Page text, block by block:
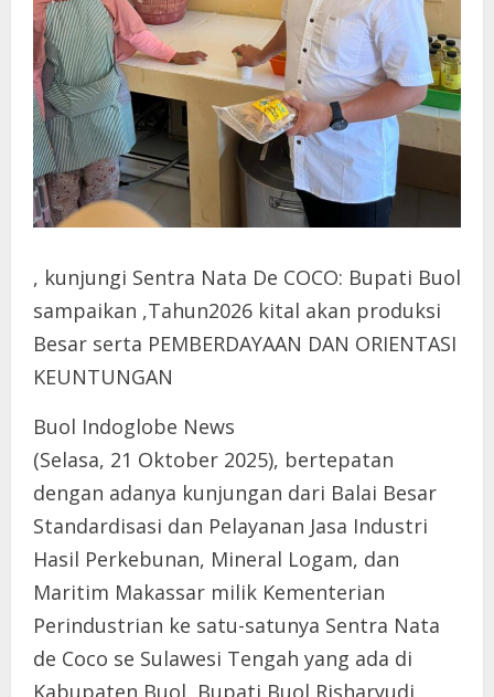
, kunjungi Sentra Nata De COCO: Bupati Buol
sampaikan ,Tahun2026 kital akan produksi
Besar serta PEMBERDAYAAN DAN ORIENTASI
KEUNTUNGAN
Buol Indoglobe News
(Selasa, 21 Oktober 2025), bertepatan
dengan adanya kunjungan dari Balai Besar
Standardisasi dan Pelayanan Jasa Industri
Hasil Perkebunan, Mineral Logam, dan
Maritim Makassar milik Kementerian
Perindustrian ke satu-satunya Sentra Nata
de Coco se Sulawesi Tengah yang ada di